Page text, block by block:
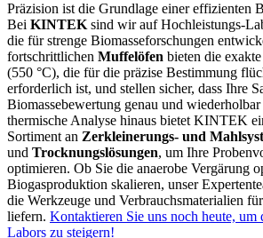
Präzision ist die Grundlage einer effizienten
Bei KINTEK sind wir auf Hochleistungs-
die für strenge Biomasseforschungen
fortschrittlichen Muffelöfen bieten die
(550 °C), die für die präzise Bestimmung
erforderlich ist, und stellen sicher, dass Ihre
Biomassebewertung genau und
thermische Analyse hinaus bietet KINTEK
Sortiment an Zerkleinerungs- und
und Trocknungslösungen, um Ihre
optimieren. Ob Sie die anaerobe Vergärung
Biogasproduktion skalieren, unser
die Werkzeuge und Verbrauchsmaterialien
liefern. Kontaktieren Sie uns noch heute,
Labors zu steigern!